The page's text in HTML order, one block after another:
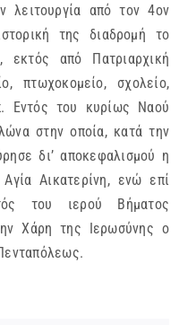
λειτουργία από τον 4ον
της διαδρομή το
εκτός από Πατριαρχική
πτωχοκομείο, σχολείο,
Εντός του κυρίως Ναού
στην οποία, κατά την
δι’ αποκεφαλισμού η
Αικατερίνη, ενώ επί
του ιερού Βήματος
Χάρη της Ιερωσύνης ο